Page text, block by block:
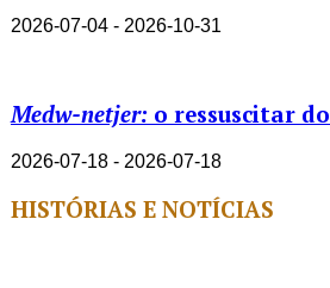
2026-07-04 - 2026-10-31
Medw-netjer: o ressuscitar
2026-07-18 - 2026-07-18
HISTÓRIAS E NOTÍCIAS